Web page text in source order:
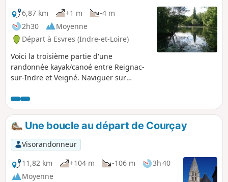
6,87 km
+1 m
-4 m
2h30
Moyenne
Départ à Esvres (Indre-et-Loire)
Voici la troisième partie d'une
randonnée kayak/canoé entre Reignac-
sur-Indre et Veigné. Naviguer sur
sur la Loire. Il s'agit d'un cours d'eau
plus calme, sa faune et sa flore sont
plus diversifiées et l'espace plus
confiné... Lors de ce parcours, on va
rencontrer de magnifiques demeures,
des moulins et des petits terrains
privés.
Une boucle au départ de Courçay
Visorandonneur
11,82 km
+104 m -106 m
3h 40
Moyenne